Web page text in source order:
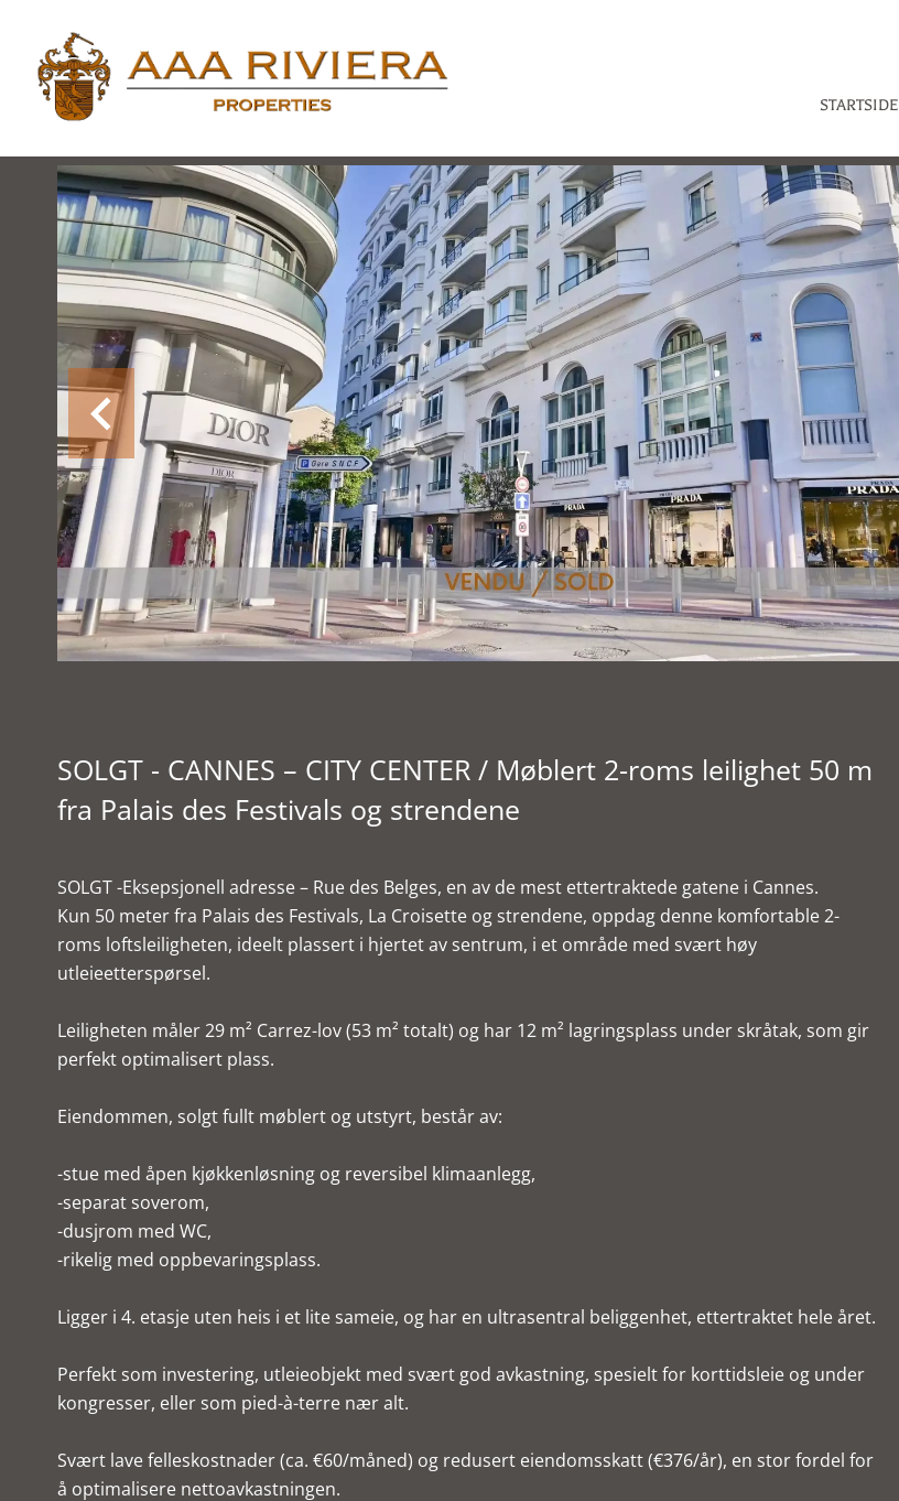
STARTSIDE
SOLGT - CANNES – CITY CENTER / Møblert 2-roms leilighet 50 m
fra Palais des Festivals og strendene
SOLGT -Eksepsjonell adresse – Rue des Belges, en av de mest ettertraktede gatene i Cannes.
Kun 50 meter fra Palais des Festivals, La Croisette og strendene, oppdag denne komfortable 2-
roms loftsleiligheten, ideelt plassert i hjertet av sentrum, i et område med svært høy
utleieetterspørsel.
Leiligheten måler 29 m² Carrez-lov (53 m² totalt) og har 12 m² lagringsplass under skråtak, som gir
perfekt optimalisert plass.
Eiendommen, solgt fullt møblert og utstyrt, består av:
-stue med åpen kjøkkenløsning og reversibel klimaanlegg,
-separat soverom,
-dusjrom med WC,
-rikelig med oppbevaringsplass.
Ligger i 4. etasje uten heis i et lite sameie, og har en ultrasentral beliggenhet, ettertraktet hele året.
Perfekt som investering, utleieobjekt med svært god avkastning, spesielt for korttidsleie og under
kongresser, eller som pied-à-terre nær alt.
Svært lave felleskostnader (ca. €60/måned) og redusert eiendomsskatt (€376/år), en stor fordel for
å optimalisere nettoavkastningen.